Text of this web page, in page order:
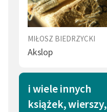
MIŁOSZ BIEDRZYCKI
Akslop
i wiele innych
książek, wierszy,